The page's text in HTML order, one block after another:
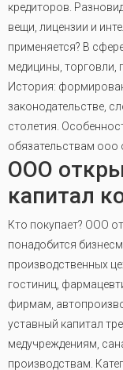
кредиторов.
вещи, лицензии и
применяется? В
медицины, торговли,
История:
законодательстве,
столетия.
обязательствам ооо
ООО
капитал
Кто покупает? ООО
понадобится
производственных
гостиниц,
фирмам,
уставный капитал
медучреждениям,
производствам.